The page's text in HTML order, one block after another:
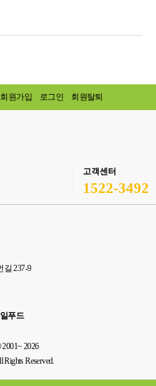
회원가입 로그인 회원탈퇴
고객센터
1522-3492
237-9
푸드
2026
Reserved.